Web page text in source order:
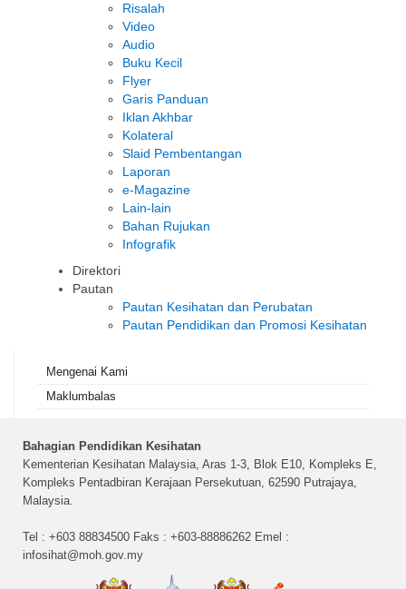
Risalah
Video
Audio
Buku Kecil
Flyer
Garis Panduan
Iklan Akhbar
Kolateral
Slaid Pembentangan
Laporan
e-Magazine
Lain-lain
Bahan Rujukan
Infografik
Direktori
Pautan
Pautan Kesihatan dan Perubatan
Pautan Pendidikan dan Promosi Kesihatan
Mengenai Kami
Maklumbalas
Bahagian Pendidikan Kesihatan
Kementerian Kesihatan Malaysia, Aras 1-3, Blok E10, Kompleks E,
Kompleks Pentadbiran Kerajaan Persekutuan, 62590 Putrajaya,
Malaysia.
Tel : +603 88834500 Faks : +603-88886262 Emel :
infosihat@moh.gov.my